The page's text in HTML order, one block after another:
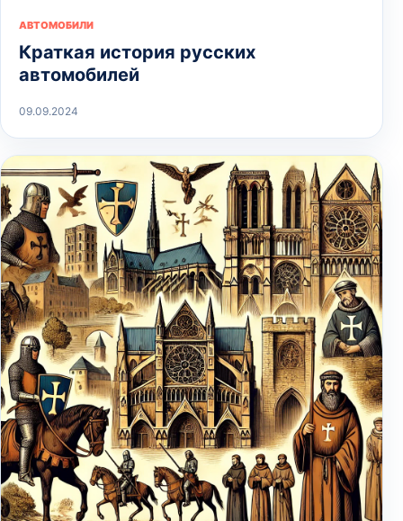
АВТОМОБИЛИ
Краткая история русских
автомобилей
09.09.2024